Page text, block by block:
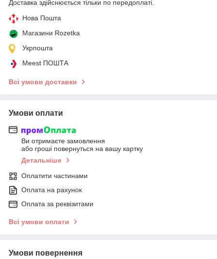
Доставка здійснюється тільки по передоплаті.
Нова Пошта
Магазини Rozetka
Укрпошта
Meest ПОШТА
Всі умови доставки
Умови оплати
Ви отримаєте замовлення
або гроші повернуться на вашу картку
Детальніше
Оплатити частинами
Оплата на рахунок
Оплата за реквізитами
Всі умови оплати
Умови повернення